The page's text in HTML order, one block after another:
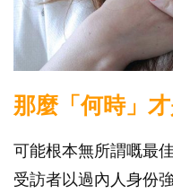
那麼「何時」
可能根本無所謂嘅最
受訪者以過內人身份